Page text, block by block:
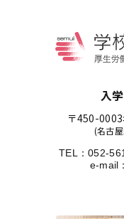
入
〒450-0003
(名古
TEL：052-
e-mail：